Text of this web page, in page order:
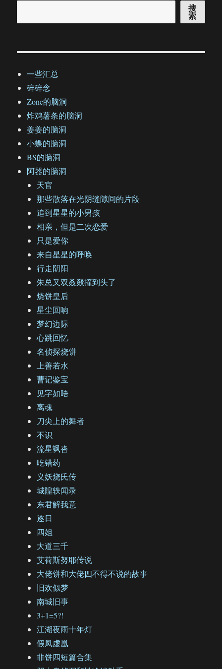
搜
索
一些汇总
碎碎念
Zone的脑洞
炸鸡薯条的脑洞
姜姜的脑洞
小蝶的脑洞
BS的脑洞
阿器的脑洞
天官
那些散落在光阴缝隙间的片段
追到星星的小男孩
相亲，但是二次恋爱
只是爱你
来自星星的呼唤
行走阴阳
朱总又双叒叕撞到头了
烧饼皇后
星尘回响
梦幻边际
心跳回忆
名侦探烧饼
上善若水
曹记鉴宝
见字如晤
离魂
刀尖上的舞者
不识
流星飒沓
吃错药
义妖烧氏传
城隍轶闻录
东君解我意
逐日
四姐
大道三千
艾荷斯努耶传说
大佬饼和大佬四不得不说的故事
旧欢似梦
南城旧事
3+1=5?!
江湖夜雨十年灯
假凤虚凰
非饼四短篇合集